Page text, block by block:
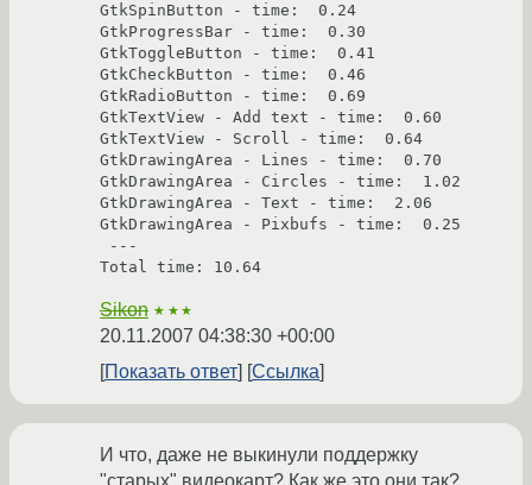
GtkSpinButton - time:  0.24
GtkProgressBar - time:  0.30
GtkToggleButton - time:  0.41
GtkCheckButton - time:  0.46
GtkRadioButton - time:  0.69
GtkTextView - Add text - time:  0.60
GtkTextView - Scroll - time:  0.64
GtkDrawingArea - Lines - time:  0.70
GtkDrawingArea - Circles - time:  1.02
GtkDrawingArea - Text - time:  2.06
GtkDrawingArea - Pixbufs - time:  0.25
Total time: 10.64
Sikon ★★★
20.11.2007 04:38:30 +00:00
Показать ответ
Ссылка
И что, даже не выкинули поддержку